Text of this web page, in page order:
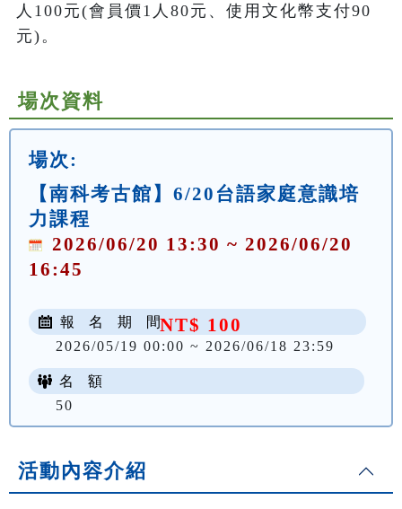
人100元(會員價1人80元、使用文化幣支付90
元)。
場次資料
場次:
【南科考古館】6/20台語家庭意識培
力課程
2026/06/20 13:30 ~ 2026/06/20
16:45
NT$ 100
報 名 期 間
2026/05/19 00:00 ~ 2026/06/18 23:59
名 額
50
活動內容介紹